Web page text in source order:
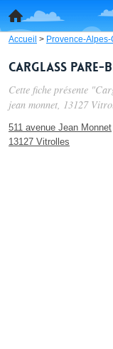
Accueil > Provence-
Carglass
Cette fiche présente
jean monnet, 13127
511 avenue Jean Monnet
13127 Vitrolles